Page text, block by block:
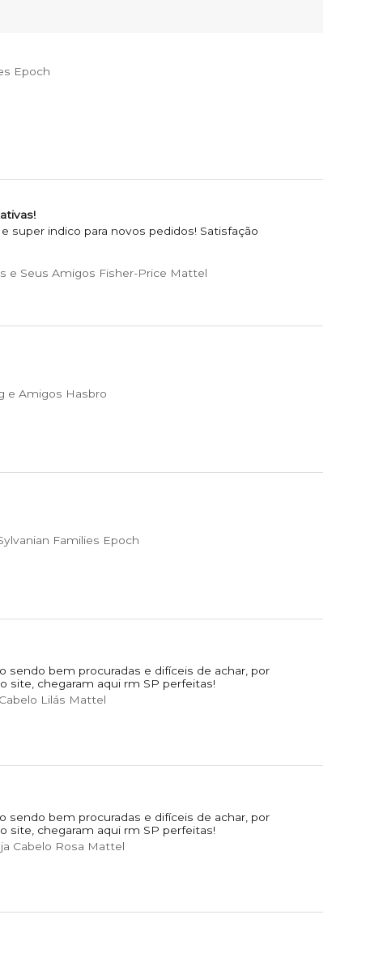
Epoch
super indico para novos pedidos! Satisfação
e Seus Amigos Fisher-Price Mattel
e Amigos Hasbro
Families Epoch
sendo bem procuradas e difíceis de achar, por
site, chegaram aqui rm SP perfeitas!
Lilás Mattel
sendo bem procuradas e difíceis de achar, por
site, chegaram aqui rm SP perfeitas!
Cabelo Rosa Mattel